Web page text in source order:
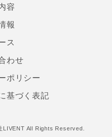
容
報
ス
わせ
ポリシー
基づく表記
All Rights Reserved.